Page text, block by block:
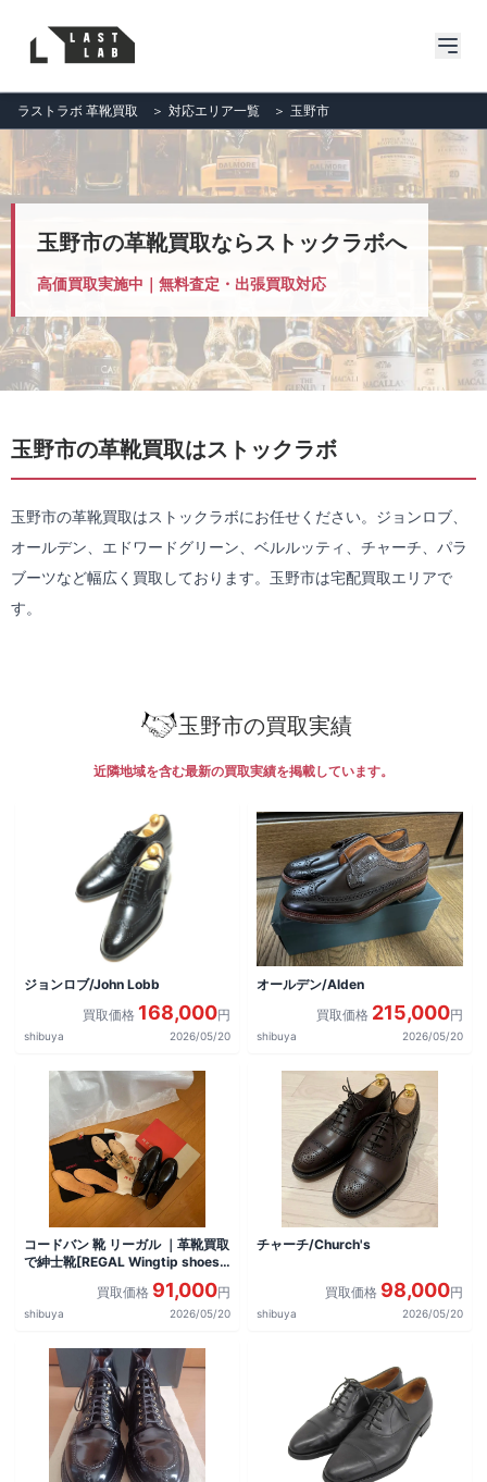
ラストラボ 革靴買取 ＞ 対応エリア一覧 ＞ 玉野市
玉野市の革靴買取ならストックラボへ
高価買取実施中｜無料査定・出張買取対応
玉野市の革靴買取はストックラボ
玉野市の革靴買取はストックラボにお任せください。ジョンロブ、
オールデン、エドワードグリーン、ベルルッティ、チャーチ、パラ
ブーツなど幅広く買取しております。玉野市は宅配買取エリアで
す。
玉野市の買取実績
近隣地域を含む最新の買取実績を掲載しています。
ジョンロブ/John Lobb
買取価格 168,000円
shibuya 2026/05/20
オールデン/Alden
買取価格 215,000円
shibuya 2026/05/20
コードバン 靴 リーガル ｜革靴買取
で紳士靴[REGAL Wingtip shoes]
買取価格 91,000円
shibuya 2026/05/20
チャーチ/Church's
買取価格 98,000円
shibuya 2026/05/20